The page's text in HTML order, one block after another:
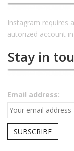
Instagram requires
autorized account
Stay in
Email address: